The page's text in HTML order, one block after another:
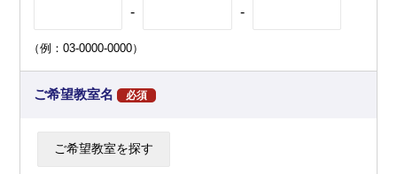
- -
（例：03-0000-0000）
ご希望教室名 必須